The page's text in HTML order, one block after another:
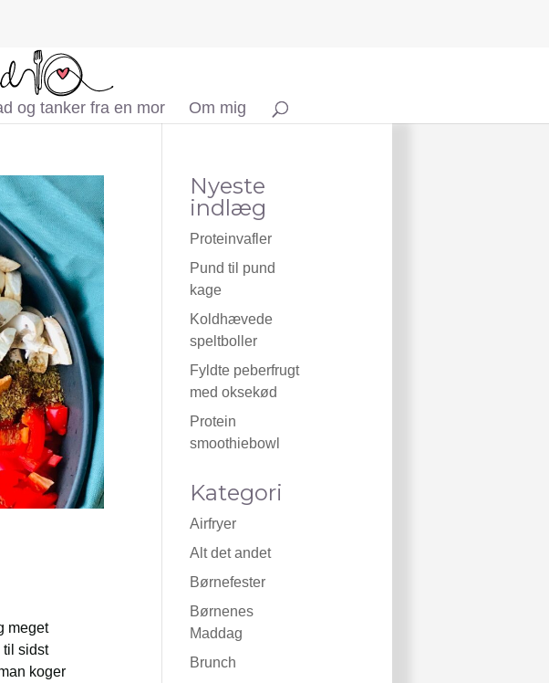
og tanker fra en mor Om mig
meget
til sidst
koger
Nyeste
indlæg
Proteinvafler
Pund til pund
kage
Koldhævede
speltboller
Fyldte peberfrugt
med oksekød
Protein
smoothiebowl
Kategori
Airfryer
Alt det andet
Børnefester
Børnenes
Maddag
Brunch